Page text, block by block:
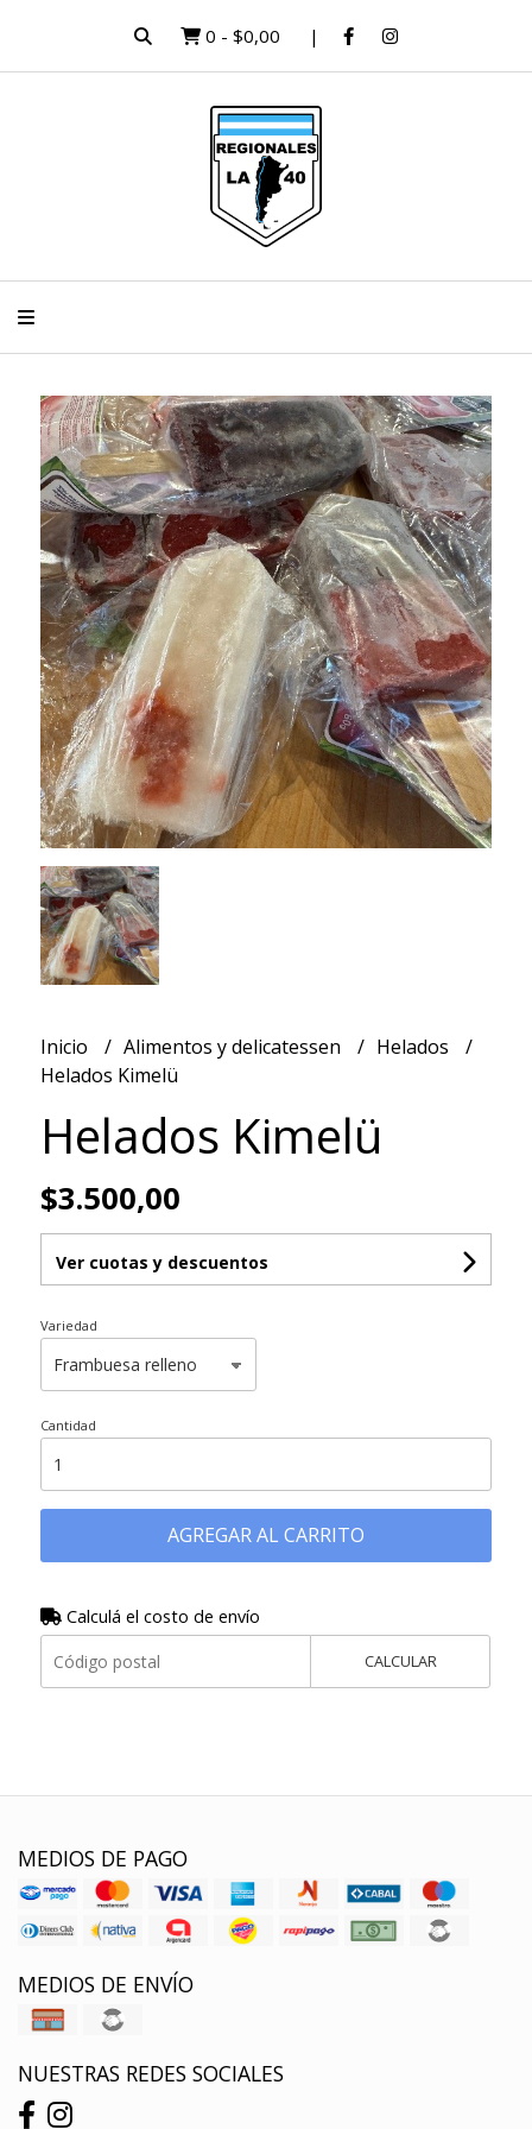
0 - $0,00
Inicio Alimentos y delicatessen
Helados
Helados Kimelü
Helados Kimelü
$3.500,00
Ver cuotas y descuentos
Variedad
Cantidad
AGREGAR AL CARRITO
Calculá el costo de envío
CALCULAR
MEDIOS DE PAGO
MEDIOS DE ENVÍO
NUESTRAS REDES SOCIALES